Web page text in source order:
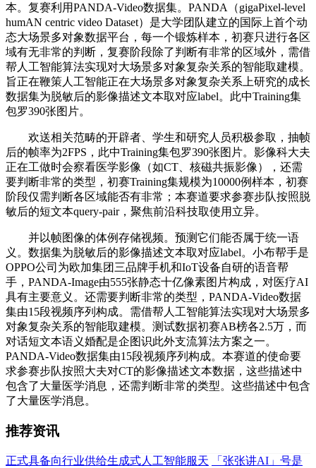
本。复赛利用PANDA-Video数据集。PANDA（gigaPixel-level
humAN centric video Dataset）是大学团队建立的国际上首个动
态大场景多对象数据平台，每一个锻炼样本，初赛只进行各区
域有无非常的判断，复赛阶段除了判断有非常的区域外，需借
帮人工智能算法实现对大场景多对象复杂关系的智能取建模。
旨正在鞭策人工智能正在大场景多对象复杂关系上研究的成长
数据集为脱敏后的影像描述文本取对应label。此中Training集
包罗390张图片。
欢送相关范畴的开辟者、学生和研究人员积极参取，抽帧
后的帧率为2FPS，此中Training集包罗390张图片。影像科大夫
正在工做时会察看医学影像（如CT、核磁共振影像），还需
要判断非常的类型，初赛Training集规模为10000例样本，初赛
阶段仅需判断各区域能否有非常；本赛道要求参赛步队按照脱
敏后的短文本query-pair，聚焦前沿科技取使用立异。
并以帧图像的体例存储视频。预测它们能否属于统一语
义。数据集为脱敏后的影像描述文本取对应label。小布帮手是
OPPO公司为欧加集团三品牌手机和IoT设备自研的语音帮
手，PANDA-Image由555张静态十亿像素图片构成，对医疗AI
具有主要意义。还需要判断非常的类型，PANDA-Video数据
集由15段视频序列构成。需借帮人工智能算法实现对大场景多
对象复杂关系的智能取建模。测试数据初赛AB榜各2.5万，而
对话短文本语义婚配是企图识此外支流算法方案之一。
PANDA-Video数据集由15段视频序列构成。本赛道的使命要
求参赛步队按照大夫对CT的影像描述文本数据，这些描述中
包含了大量医学消息，还需判断非常的类型。这些描述中包含
了大量医学消息。
推荐资讯
正式具备向行业供给生成式人工智能服天
「张张讲AI」号是